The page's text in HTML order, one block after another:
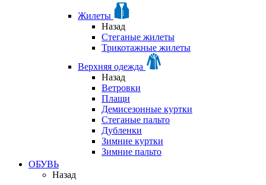
Жилеты
Назад
Стеганые жилеты
Трикотажные жилеты
Верхняя одежда
Назад
Ветровки
Плащи
Демисезонные куртки
Стеганые пальто
Дубленки
Зимние куртки
Зимние пальто
ОБУВЬ
Назад